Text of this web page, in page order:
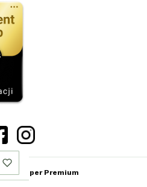
Shoper Premium